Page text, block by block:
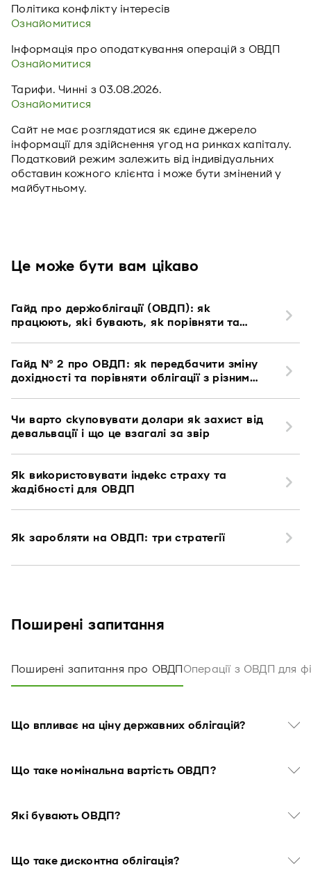
Політика конфлікту інтересів
Ознайомитися
Інформація про оподаткування операцій з ОВДП
Ознайомитися
Тарифи. Чинні з 03.08.2026.
Ознайомитися
Сайт не має розглядатися як єдине джерело
інформації для здійснення угод на ринках капіталу.
Податковий режим залежить від індивідуальних
обставин кожного клієнта і може бути змінений у
майбутньому.
Це може бути вам цікаво
Гайд про держоблігації (ОВДП): як
працюють, які бувають, як порівняти та
Гайд № 2 про ОВДП: як передбачити зміну
дохідності та порівняти облігації з різним
Чи варто скуповувати долари як захист від
девальвації і що це взагалі за звір
Як використовувати індекс страху та
жадібності для ОВДП
Як заробляти на ОВДП: три стратегії
Поширені запитання
Поширені запитання про ОВДПОперації з ОВДП для
Що впливає на ціну державних облігацій?
Що таке номінальна вартість ОВДП?
Які бувають ОВДП?
Що таке дисконтна облігація?